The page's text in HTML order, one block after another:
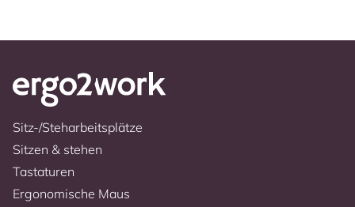
Sitz-/Steharbeitsplätze
Sitzen & stehen
Tastaturen
Ergonomische Maus